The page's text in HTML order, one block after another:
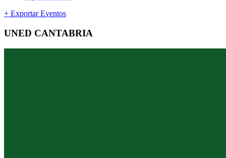
+ Exportar Eventos
UNED CANTABRIA